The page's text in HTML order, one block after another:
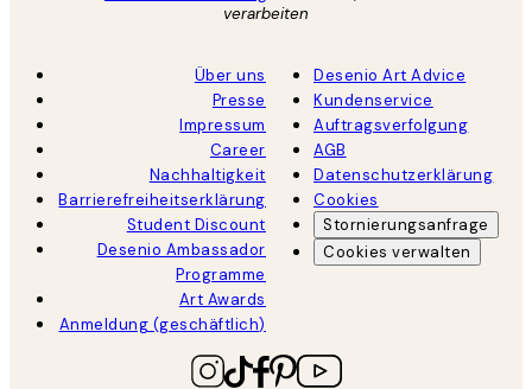
verarbeiten
Über uns
Presse
Impressum
Career
Nachhaltigkeit
Barrierefreiheitserklärung
Student Discount
Desenio Ambassador
Programme
Art Awards
Anmeldung (geschäftlich)
Desenio Art Advice
Kundenservice
Auftragsverfolgung
AGB
Datenschutzerklärung
Cookies
Stornierungsanfrage
Cookies verwalten